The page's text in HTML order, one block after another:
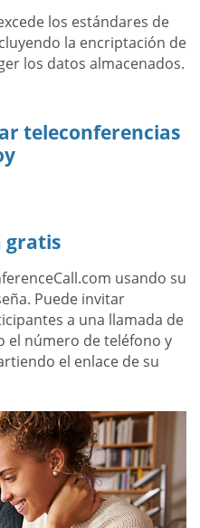
los estándares de
la encriptación de
los datos almacenados.
teleconferencias
gratis
usando su
Puede invitar
a una llamada de
el número de teléfono y
el enlace de su